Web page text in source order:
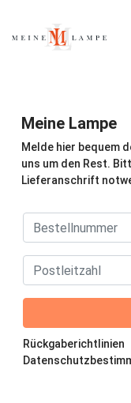
Meine Lampe
Melde hier bequem
uns um den Rest.
Lieferanschrift
Rückgaberichtlinien